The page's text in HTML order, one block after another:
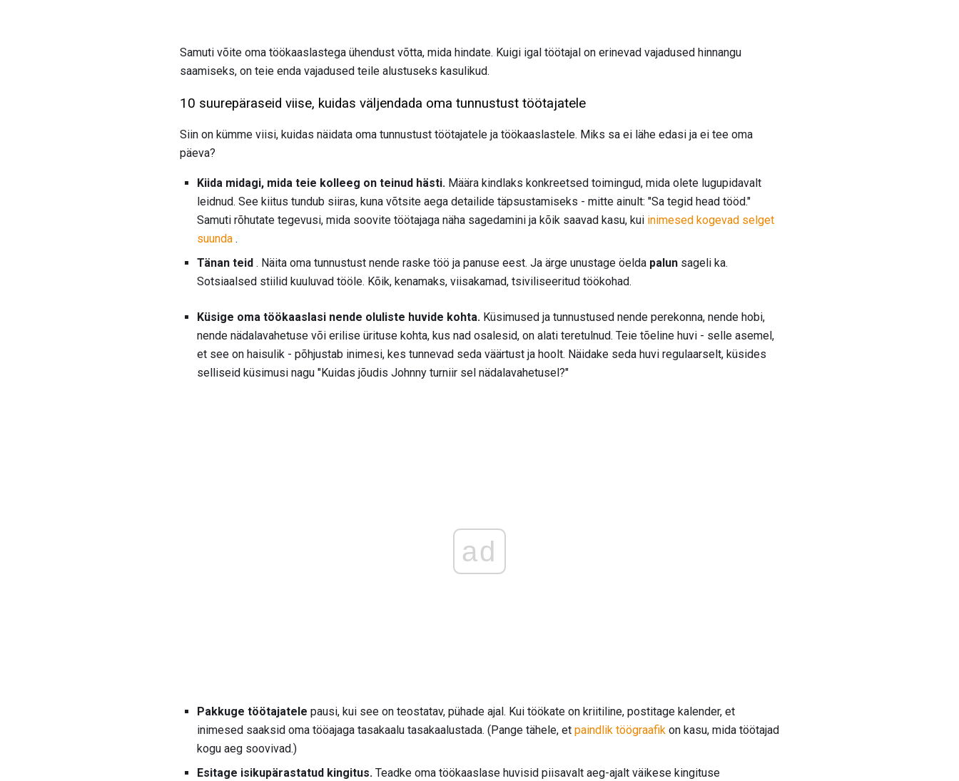
Samuti võite oma töökaaslastega ühendust võtta, mida hindate. Kuigi igal töötajal on erinevad vajadused hinnangu
saamiseks, on teie enda vajadused teile alustuseks kasulikud.
10 suurepäraseid viise, kuidas väljendada oma tunnustust töötajatele
Siin on kümme viisi, kuidas näidata oma tunnustust töötajatele ja töökaaslastele. Miks sa ei lähe edasi ja ei tee oma
päeva?
Kiida midagi, mida teie kolleeg on teinud hästi. Määra kindlaks konkreetsed toimingud, mida olete lugupidavalt
leidnud. See kiitus tundub siiras, kuna võtsite aega detailide täpsustamiseks - mitte ainult: "Sa tegid head tööd."
Samuti rõhutate tegevusi, mida soovite töötajaga näha sagedamini ja kõik saavad kasu, kui inimesed kogevad selget
suunda .
Tänan teid . Näita oma tunnustust nende raske töö ja panuse eest. Ja ärge unustage öelda palun sageli ka.
Sotsiaalsed stiilid kuuluvad tööle. Kõik, kenamaks, viisakamad, tsiviliseeritud töökohad.
Küsige oma töökaaslasi nende oluliste huvide kohta. Küsimused ja tunnustused nende perekonna, nende hobi,
nende nädalavahetuse või erilise ürituse kohta, kus nad osalesid, on alati teretulnud. Teie tõeline huvi - selle asemel,
et see on haisulik - põhjustab inimesi, kes tunnevad seda väärtust ja hoolt. Näidake seda huvi regulaarselt, küsides
selliseid küsimusi nagu "Kuidas jõudis Johnny turniir sel nädalavahetusel?"
ad
Pakkuge töötajatele pausi, kui see on teostatav, pühade ajal. Kui töökate on kriitiline, postitage kalender, et
inimesed saaksid oma tööajaga tasakaalu tasakaalustada. (Pange tähele, et paindlik töögraafik on kasu, mida töötajad
kogu aeg soovivad.)
Esitage isikupärastatud kingitus. Teadke oma töökaaslase huvisid piisavalt aeg-ajalt väikese kingituse